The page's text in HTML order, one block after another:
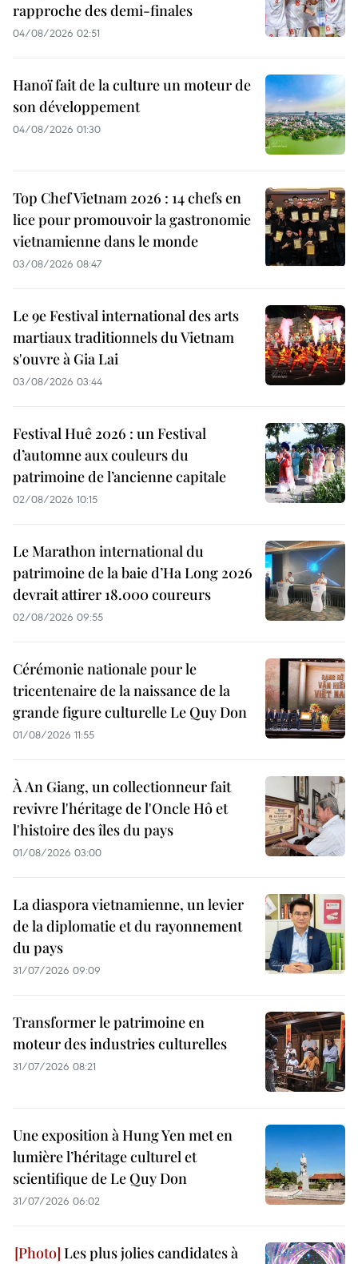
rapproche des demi-finales
04/08/2026 02:51
Hanoï fait de la culture un moteur de
son développement
04/08/2026 01:30
Top Chef Vietnam 2026 : 14 chefs en
lice pour promouvoir la gastronomie
vietnamienne dans le monde
03/08/2026 08:47
Le 9e Festival international des arts
martiaux traditionnels du Vietnam
s'ouvre à Gia Lai
03/08/2026 03:44
Festival Huê 2026 : un Festival
d’automne aux couleurs du
patrimoine de l’ancienne capitale
02/08/2026 10:15
Le Marathon international du
patrimoine de la baie d’Ha Long 2026
devrait attirer 18.000 coureurs
02/08/2026 09:55
Cérémonie nationale pour le
tricentenaire de la naissance de la
grande figure culturelle Le Quy Don
01/08/2026 11:55
À An Giang, un collectionneur fait
revivre l'héritage de l'Oncle Hô et
l'histoire des îles du pays
01/08/2026 03:00
La diaspora vietnamienne, un levier
de la diplomatie et du rayonnement
du pays
31/07/2026 09:09
Transformer le patrimoine en
moteur des industries culturelles
31/07/2026 08:21
Une exposition à Hung Yen met en
lumière l’héritage culturel et
scientifique de Le Quy Don
31/07/2026 06:02
Les plus jolies candidates à